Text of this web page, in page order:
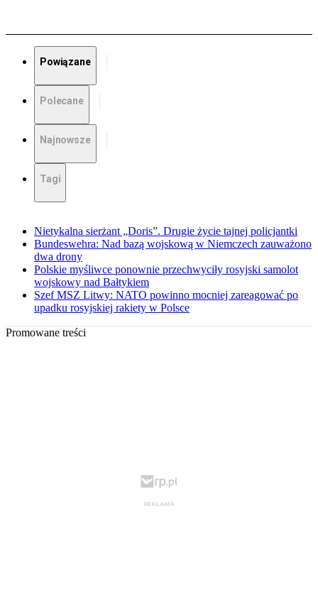
Powiązane
Polecane
Najnowsze
Tagi
Nietykalna sierżant „Doris”. Drugie życie tajnej policjantki
Bundeswehra: Nad bazą wojskową w Niemczech zauważono
dwa drony
Polskie myśliwce ponownie przechwyciły rosyjski samolot
wojskowy nad Bałtykiem
Szef MSZ Litwy: NATO powinno mocniej zareagować po
upadku rosyjskiej rakiety w Polsce
Promowane treści